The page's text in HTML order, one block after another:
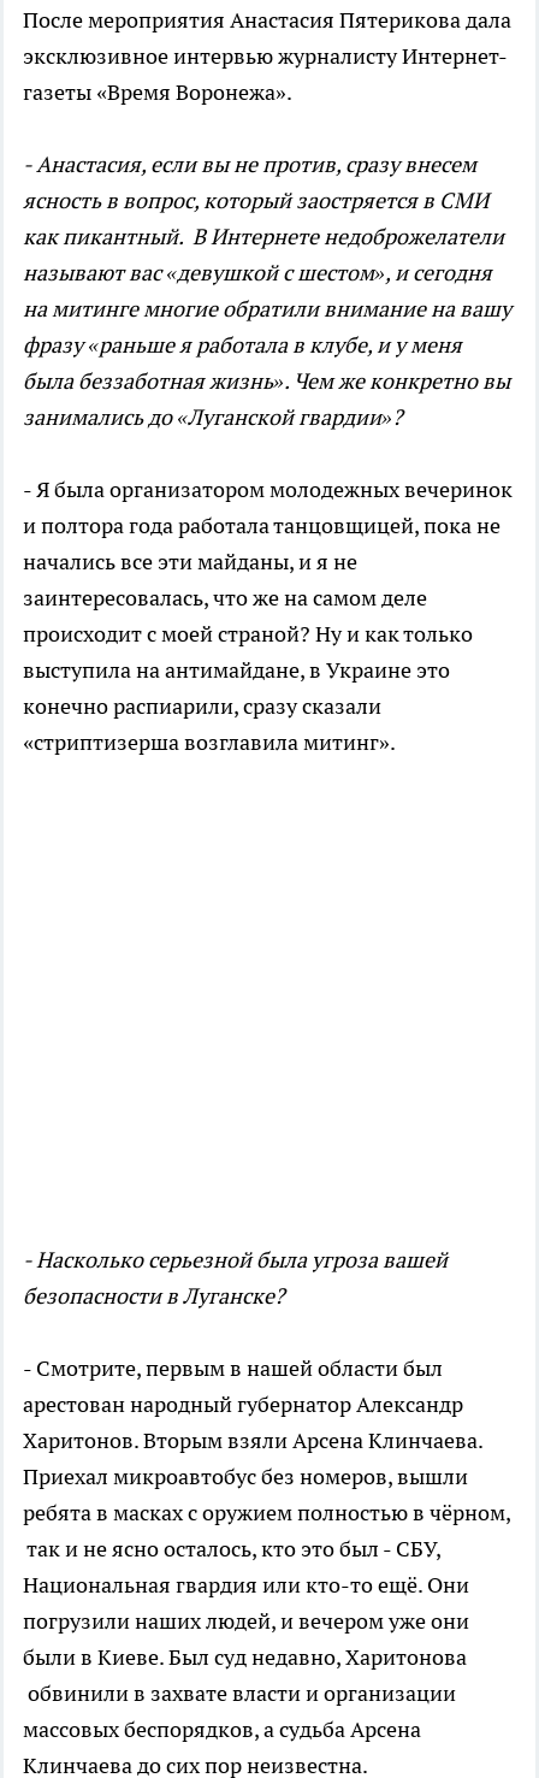
После мероприятия Анастасия Пятерикова дала
эксклюзивное интервью журналисту Интернет-
газеты «Время Воронежа».
- Анастасия, если вы не против, сразу внесем
ясность в вопрос, который заостряется в СМИ
как пикантный. В Интернете недоброжелатели
называют вас «девушкой с шестом», и сегодня
на митинге многие обратили внимание на вашу
фразу «раньше я работала в клубе, и у меня
была беззаботная жизнь». Чем же конкретно вы
занимались до «Луганской гвардии»?
- Я была организатором молодежных вечеринок
и полтора года работала танцовщицей, пока не
начались все эти майданы, и я не
заинтересовалась, что же на самом деле
происходит с моей страной? Ну и как только
выступила на антимайдане, в Украине это
конечно распиарили, сразу сказали
«стриптизерша возглавила митинг».
- Насколько серьезной была угроза вашей
безопасности в Луганске?
- Смотрите, первым в нашей области был
арестован народный губернатор Александр
Харитонов. Вторым взяли Арсена Клинчаева.
Приехал микроавтобус без номеров, вышли
ребята в масках с оружием полностью в чёрном,
так и не ясно осталось, кто это был - СБУ,
Национальная гвардия или кто-то ещё. Они
погрузили наших людей, и вечером уже они
были в Киеве. Был суд недавно, Харитонова
обвинили в захвате власти и организации
массовых беспорядков, а судьба Арсена
Клинчаева до сих пор неизвестна.